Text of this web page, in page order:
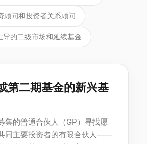
顾问和投资者关系顾问
导的二级市场和延续基金
第二期基金的新兴基
集的普通合伙人（GP）寻找愿
同主要投资者的有限合伙人——